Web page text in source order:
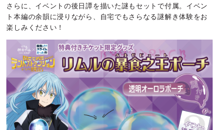
さらに、イベントの後日譚を描いた謎もセットで付属。イベン
ト本編の余韻に浸りながら、自宅でもさらなる謎解き体験をお
楽しみください！